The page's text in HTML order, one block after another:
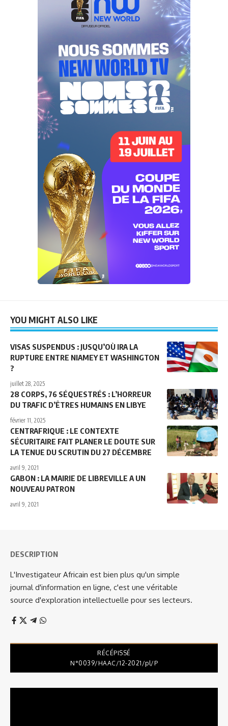
YOU MIGHT ALSO LIKE
VISAS SUSPENDUS : JUSQU’OÙ IRA LA
RUPTURE ENTRE NIAMEY ET WASHINGTON
?
juillet 28, 2025
28 CORPS, 76 SÉQUESTRÉS : L’HORREUR
DU TRAFIC D’ÊTRES HUMAINS EN LIBYE
février 11, 2025
CENTRAFRIQUE : LE CONTEXTE
SÉCURITAIRE FAIT PLANER LE DOUTE SUR
LA TENUE DU SCRUTIN DU 27 DÉCEMBRE
avril 9, 2021
GABON : LA MAIRIE DE LIBREVILLE A UN
NOUVEAU PATRON
avril 9, 2021
DESCRIPTION
L'Investigateur Africain est bien plus qu'un simple
journal d'information en ligne, c'est une véritable
source d'exploration intellectuelle pour ses lecteurs.
RÉCÉPISSÉ
N°0039/HAAC/12-2021/pl/P